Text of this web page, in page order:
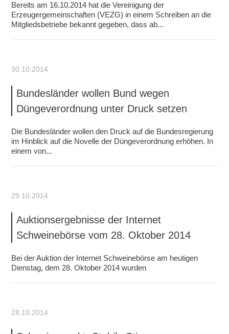
Bereits am 16.10.2014 hat die Vereinigung der
Erzeugergemeinschaften (VEZG) in einem Schreiben an die
Mitgliedsbetriebe bekannt gegeben, dass ab...
30.10.2014
Bundesländer wollen Bund wegen
Düngeverordnung unter Druck setzen
Die Bundesländer wollen den Druck auf die Bundesregierung
im Hinblick auf die Novelle der Düngeverordnung erhöhen. In
einem von...
29.10.2014
Auktionsergebnisse der Internet
Schweinebörse vom 28. Oktober 2014
Bei der Auktion der Internet Schweinebörse am heutigen
Dienstag, dem 28. Oktober 2014 wurden
28.10.2014